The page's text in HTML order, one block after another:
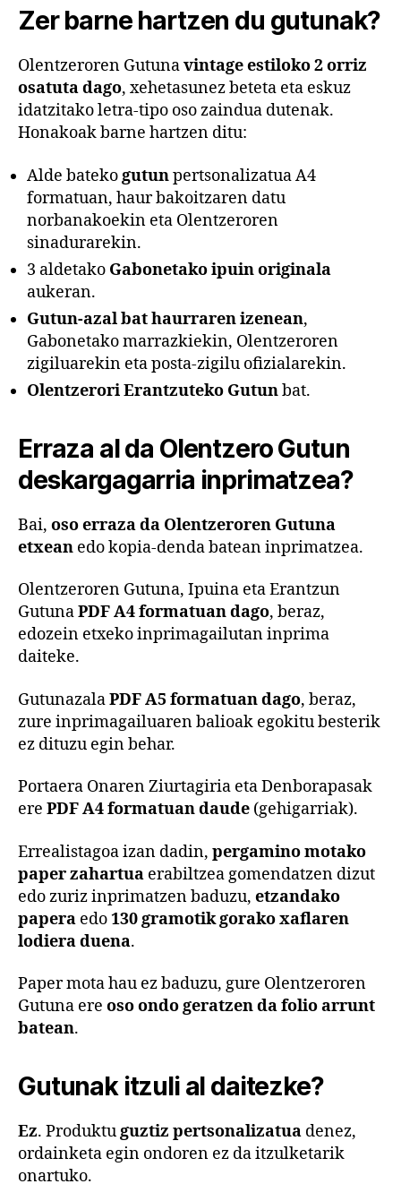
Zer barne hartzen du gutunak?
Olentzeroren Gutunavintage estiloko 2 orriz
osatuta dago, xehetasunez beteta eta eskuz
idatzitako letra-tipo oso zaindua dutenak.
Honakoak barne hartzen ditu:
Alde bateko gutunpertsonalizatua A4
formatuan, haur bakoitzaren datu
norbanakoekin eta Olentzeroren
sinadurarekin.
3 aldetako Gabonetako ipuin originala
aukeran.
Gutun-azal bat haurraren izenean,
Gabonetako marrazkiekin, Olentzeroren
zigiluarekin eta posta-zigilu ofizialarekin.
Olentzerori Erantzuteko Gutunbat.
Erraza al da Olentzero Gutun
deskargagarria inprimatzea?
Bai, oso erraza da Olentzeroren Gutuna
etxean edo kopia-denda batean inprimatzea.
Olentzeroren Gutuna, Ipuina eta Erantzun
GutunaPDF A4 formatuan dago, beraz,
edozein etxeko inprimagailutan inprima
daiteke.
GutunazalaPDF A5 formatuan dago, beraz,
zure inprimagailuaren balioak egokitu besterik
ez dituzu egin behar.
Portaera Onaren Ziurtagiria eta Denborapasak
ere PDF A4 formatuan daude (gehigarriak).
Errealistagoa izan dadin, pergamino motako
paper zahartua erabiltzea gomendatzen dizut
edo zuriz inprimatzen baduzu, etzandako
papera edo130 gramotik gorako xaflaren
lodiera duena.
Paper mota hau ez baduzu, gure Olentzeroren
Gutuna ere oso ondo geratzen da folio arrunt
batean.
Gutunak itzuli al daitezke?
Ez. Produktuguztiz pertsonalizatua denez,
ordainketa egin ondoren ez da itzulketarik
onartuko.